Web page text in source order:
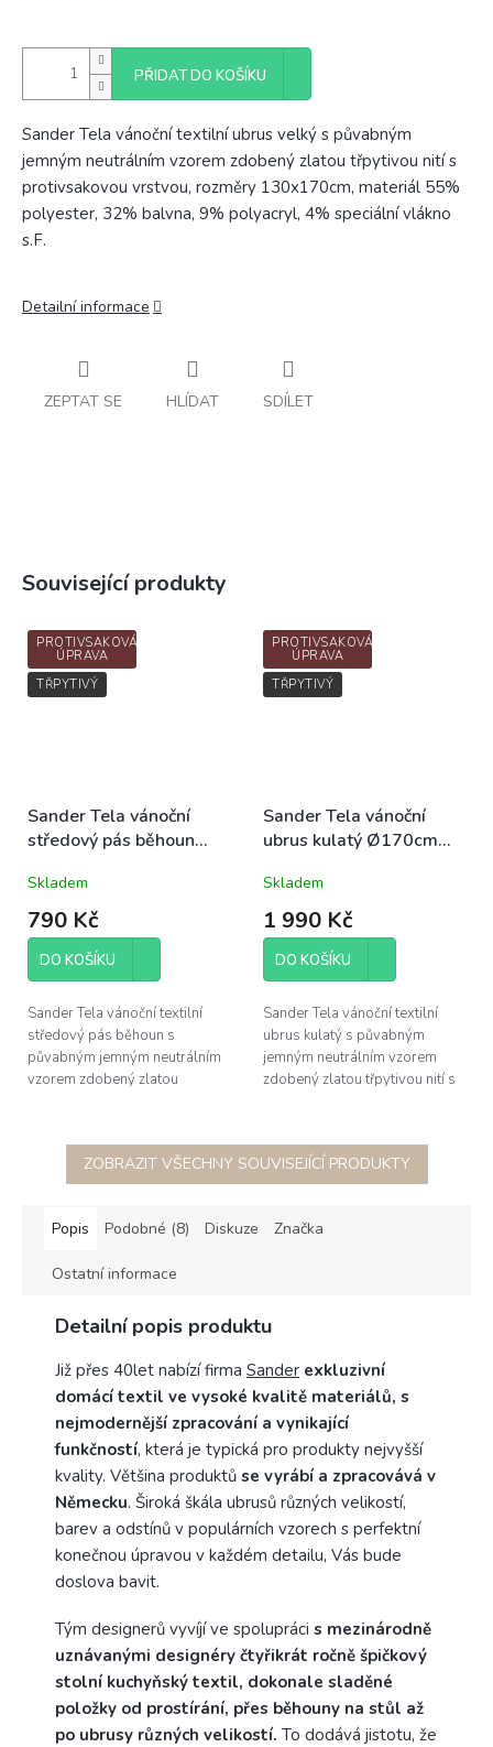
PŘIDAT DO KOŠÍKU
Sander Tela vánoční textilní ubrus velký s půvabným
jemným neutrálním vzorem zdobený zlatou třpytivou nití s
protivsakovou vrstvou, rozměry 130x170cm, materiál 55%
polyester, 32% balvna, 9% polyacryl, 4% speciální vlákno
s.F.
Detailní informace
ZEPTAT SE HLÍDAT SDÍLET
Související produkty
PROTIVSAKOVÁ
ÚPRAVA
TŘPYTIVÝ
Sander Tela vánoční
středový pás běhoun
zlatá
Skladem
790 Kč
DO KOŠÍKU
Sander Tela vánoční textilní
středový pás běhoun s
půvabným jemným neutrálním
vzorem zdobený zlatou
materiál 55%...
PROTIVSAKOVÁ
ÚPRAVA
TŘPYTIVÝ
Sander Tela vánoční
ubrus kulatý Ø170cm
Skladem
1 990 Kč
DO KOŠÍKU
Sander Tela vánoční textilní
ubrus kulatý s půvabným
jemným neutrálním vzorem
zdobený zlatou třpytivou nití s
materiál 55% polyester,...
ZOBRAZIT VŠECHNY SOUVISEJÍCÍ PRODUKTY
Popis Podobné (8) Diskuze Značka
Ostatní informace
Detailní popis produktu
Již přes 40let nabízí firma Sander exkluzivní
domácí textil ve vysoké kvalitě materiálů, s
nejmodernější zpracování a vynikající
funkčností, která je typická pro produkty nejvyšší
kvality. Většina produktů se vyrábí a zpracovává v
Německu. Široká škála ubrusů různých velikostí,
barev a odstínů v populárních vzorech s perfektní
konečnou úpravou v každém detailu, Vás bude
doslova bavit.
Tým designerů vyvíjí ve spolupráci s mezinárodně
uznávanými designéry čtyřikrát ročně špičkový
stolní kuchyňský textil, dokonale sladěné
položky od prostírání, přes běhouny na stůl až
po ubrusy různých velikostí. To dodává jistotu, že